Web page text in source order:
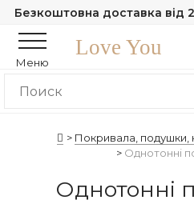
Безкоштовна доставка від
Меню
Love You
Покривала, подушки,
Однотонні
Однотонні